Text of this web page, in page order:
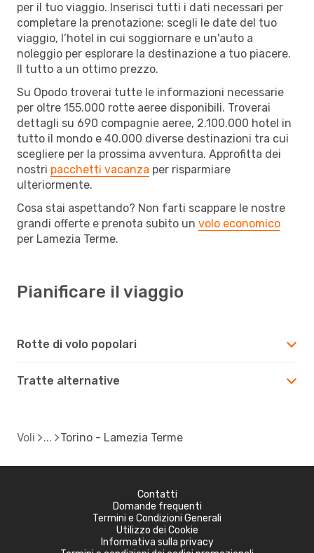
per il tuo viaggio. Inserisci tutti i dati necessari per
completare la prenotazione: scegli le date del tuo
viaggio, l’hotel in cui soggiornare e un'auto a
noleggio per esplorare la destinazione a tuo piacere.
Il tutto a un ottimo prezzo.
Su Opodo troverai tutte le informazioni necessarie
per oltre 155.000 rotte aeree disponibili. Troverai
dettagli su 690 compagnie aeree, 2.100.000 hotel in
tutto il mondo e 40.000 diverse destinazioni tra cui
scegliere per la prossima avventura. Approfitta dei
nostri pacchetti vacanza per risparmiare
ulteriormente.
Cosa stai aspettando? Non farti scappare le nostre
grandi offerte e prenota subito un volo economico
per Lamezia Terme.
Pianificare il viaggio
Rotte di volo popolari
Tratte alternative
Voli Torino - Lamezia Terme
Contatti
Domande frequenti
Termini e Condizioni Generali
Utilizzo dei Cookie
Informativa sulla privacy